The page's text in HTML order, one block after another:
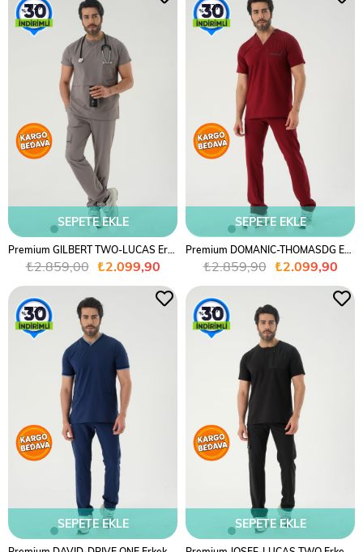
SEPETE EKLE
₺2.099,90
₺2.859,00
%27
SEPETE EKLE
₺2.099,90
₺2.859,90
%27
SEPETE EKLE
%27
SEPETE EKLE
%27